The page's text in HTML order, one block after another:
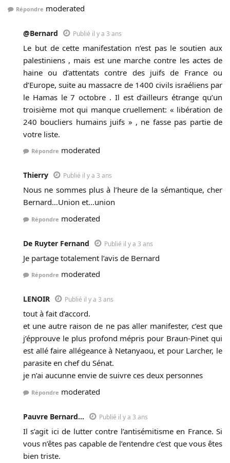
Répondre moderated
@Bernard Publié il y a 3 ans
Le but de cette manifestation n’est pas le soutien aux
palestiniens , mais est une marche contre les actes de
haine ou d’attentats contre des juifs de France ou
d’Europe, suite au massacre de 1400 civils israéliens par
le Hamas le 7 octobre . Il est d’ailleurs étrange qu’un
troisième mot qui manque cruellement: « libération de
240 boucliers humains juifs » , ne fasse pas partie de
votre liste.
Répondre moderated
Thierry Publié il y a 3 ans
Nous ne sommes plus à l’heure de la sémantique, cher
Bernard…Union et…union
Répondre moderated
De Ruyter Fernand Publié il y a 3 ans
Je partage totalement l’avis de Bernard
Répondre moderated
LENOIR Publié il y a 3 ans
tout à fait d’accord.
et une autre raison de ne pas aller manifester, c’est que
j’épprouve le plus profond mépris pour Braun-Pinet qui
est allé faire allégeance à Netanyaou, et pour Larcher, le
parasite en chef du Sénat.
je n’ai aucunne envie de suivre ces deux personnes
Répondre moderated
Pauvre Bernard... Publié il y a 3 ans
Il s’agit ici de lutter contre l’antisémitisme en France. Si
vous n’êtes pas capable de l’entendre c’est que vous êtes
bien triste.